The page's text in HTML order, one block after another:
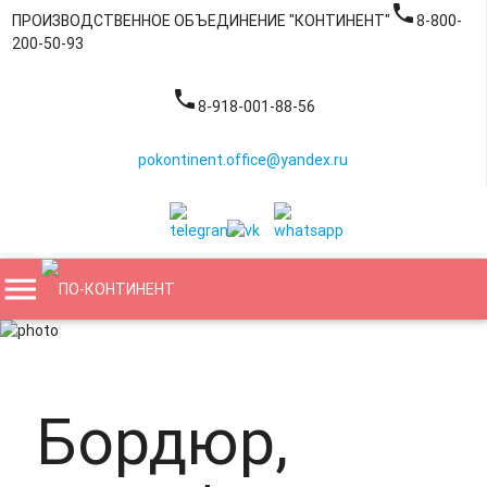
ПРОИЗВОДСТВЕННОЕ ОБЪЕДИНЕНИЕ "КОНТИНЕНТ" phone8-800-
200-50-93
phone8-918-001-88-56
pokontinent.office@yandex.ru
menu
Бордюр,